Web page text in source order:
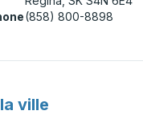
(858) 800-8898
ville